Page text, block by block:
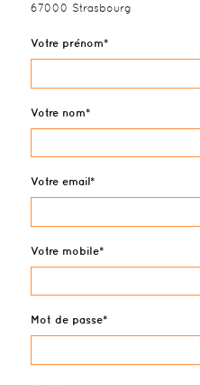
67000 Strasbourg
Votre prénom
Votre nom
Votre email
Votre mobile
Mot de passe